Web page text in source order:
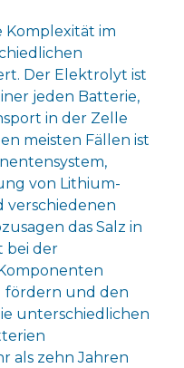
Komplexität im
Der Elektrolyt ist
jeden Batterie,
in der Zelle
meisten Fällen ist
von Lithium-
verschiedenen
das Salz in
bei der
fördern und den
unterschiedlichen
als zehn Jahren